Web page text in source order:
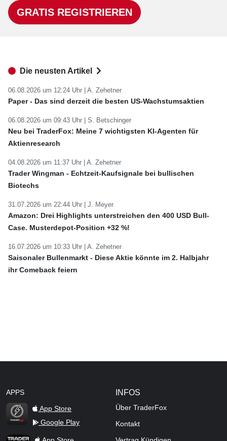
GRATIS REGISTRIEREN
Die neusten Artikel
06.08.2026 um 12:24 Uhr | A. Zehetner
Paper - Das sind derzeit die besten US-Wachstumsaktien
06.08.2026 um 09:43 Uhr | S. Betschinger
Neu bei TraderFox: Meine 7 wichtigsten KI-Agenten für
Aktienresearch
04.08.2026 um 11:37 Uhr | A. Zehetner
Trader Wingman - Echtzeit-Kaufsignale bei bullischen
Biotechs
31.07.2026 um 22:44 Uhr | J. Meyer
Amazon: Drei Highlights unterstreichen den 400 USD Bull-
Case. Musterdepot-Position +32 %!
16.07.2026 um 10:33 Uhr | A. Zehetner
Saisonaler Bullenmarkt - Diese Aktie könnte im 2. Halbjahr
ihr Comeback feiern
APPS
TraderFox Flash
App Store
Google Play
TraderFox App
INFOS
Über TraderFox
Kontakt